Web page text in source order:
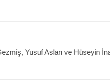
Yusuf Aslan ve Hüseyin